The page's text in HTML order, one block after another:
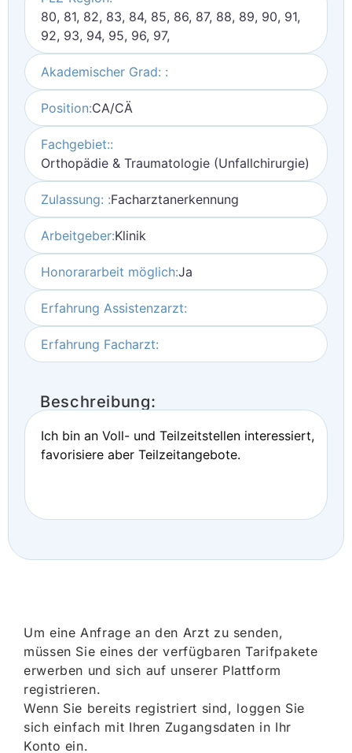
80, 81, 82, 83, 84, 85, 86, 87, 88, 89, 90, 91,
92, 93, 94, 95, 96, 97,
Akademischer Grad: :
Position:CA/CÄ
Fachgebiet::
Orthopädie & Traumatologie (Unfallchirurgie)
Zulassung: :Facharztanerkennung
Arbeitgeber:Klinik
Honorararbeit möglich:Ja
Erfahrung Assistenzarzt:
Erfahrung Facharzt:
Beschreibung:
Ich bin an Voll- und Teilzeitstellen interessiert,
favorisiere aber Teilzeitangebote.
Um eine Anfrage an den Arzt zu senden,
müssen Sie eines der verfügbaren Tarifpakete
erwerben und sich auf unserer Plattform
registrieren.
Wenn Sie bereits registriert sind, loggen Sie
sich einfach mit Ihren Zugangsdaten in Ihr
Konto ein.